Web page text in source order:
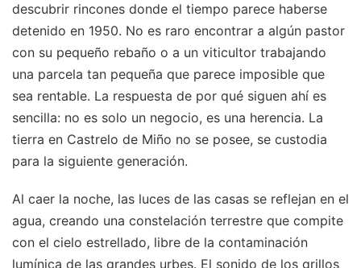
descubrir rincones donde el tiempo parece haberse
detenido en 1950. No es raro encontrar a algún pastor
con su pequeño rebaño o a un viticultor trabajando
una parcela tan pequeña que parece imposible que
sea rentable. La respuesta de por qué siguen ahí es
sencilla: no es solo un negocio, es una herencia. La
tierra en Castrelo de Miño no se posee, se custodia
para la siguiente generación.
Al caer la noche, las luces de las casas se reflejan en el
agua, creando una constelación terrestre que compite
con el cielo estrellado, libre de la contaminación
lumínica de las grandes urbes. El sonido de los grillos